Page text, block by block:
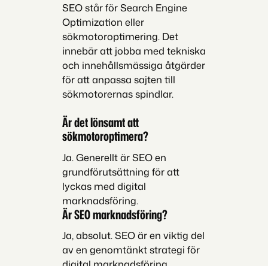
SEO står för Search Engine
Optimization eller
sökmotoroptimering. Det
innebär att jobba med tekniska
och innehållsmässiga åtgärder
för att anpassa sajten till
sökmotorernas spindlar.
Är det lönsamt att
sökmotoroptimera?
Ja. Generellt är SEO en
grundförutsättning för att
lyckas med digital
marknadsföring.
Är SEO marknadsföring?
Ja, absolut. SEO är en viktig del
av en genomtänkt strategi för